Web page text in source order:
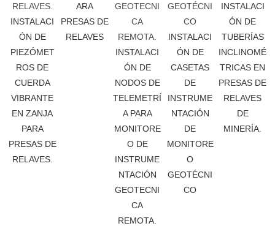
INSTALACI
ÓN DE
PIEZÓMET
ROS DE
CUERDA
VIBRANTE
EN ZANJA
PARA
PRESAS DE
RELAVES.
ARA
PRESAS DE
RELAVES
INSTALACI
ÓN DE
NODOS DE
TELEMETRÍ
A PARA
MONITORE
O DE
INSTRUME
NTACIÓN
GEOTECNI
CA
REMOTA.
INSTALACI
ÓN DE
CASETAS
DE
INSTRUME
NTACIÓN
DE
MONITORE
O
GEOTÉCNI
CO
INSTALACI
ÓN DE
TUBERÍAS
INCLINOMÉ
TRICAS EN
PRESAS DE
RELAVES
DE
MINERÍA.